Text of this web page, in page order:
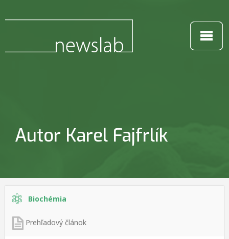
Autor Karel Fajfrlík
Biochémia
Prehľadový článok